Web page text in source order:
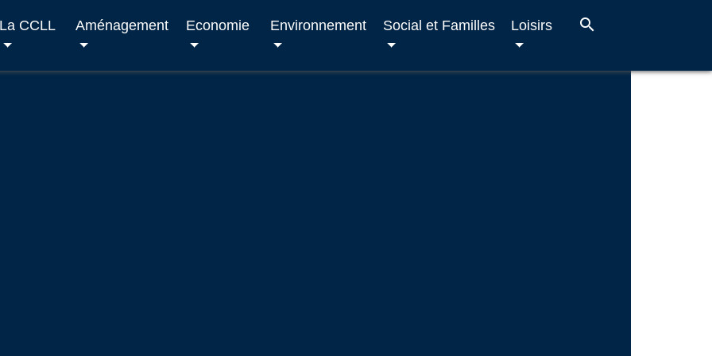
La CCLL Aménagement Economie Environnement Social et Familles Loisirs search